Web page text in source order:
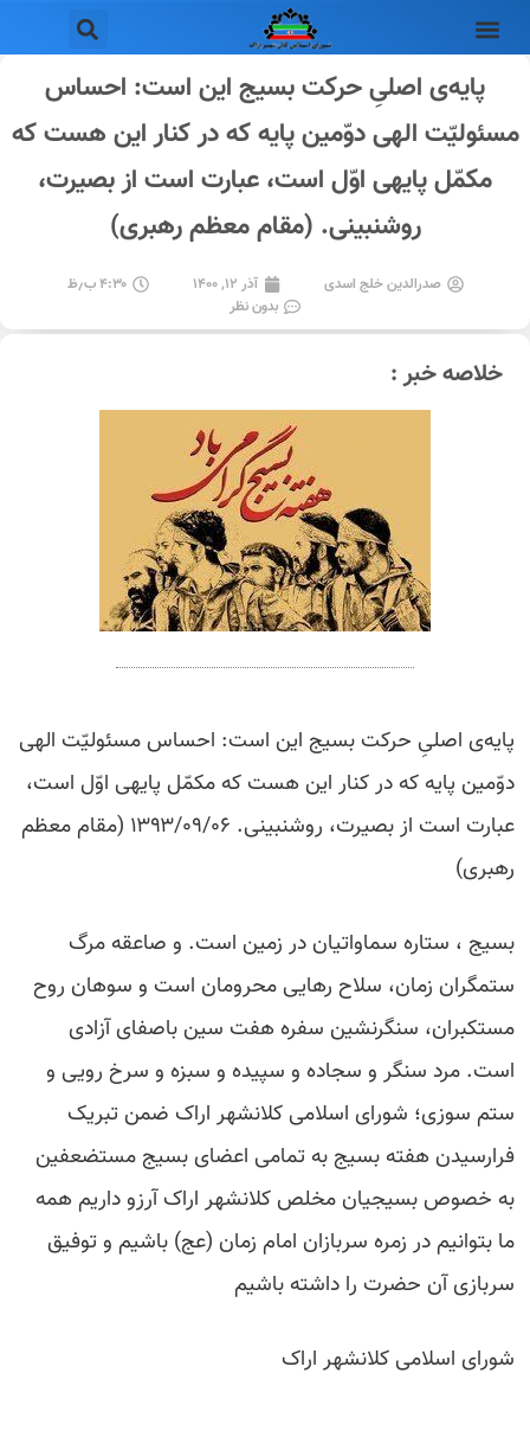
پایه‌ى اصلىِ حرکت بسیج این است: احساس
مسئولیّت الهى دوّمین پایه که در کنار این هست که
مکمّل پایهى اوّل است، عبارت است از بصیرت،
روشنبینى. (مقام معظم رهبری)
صدرالدین خلج اسدی آذر ۱۲, ۱۴۰۰
۴:۳۰ ب٫ظ
بدون نظر
خلاصه خبر :
پایه‌ى اصلىِ حرکت بسیج این است: احساس مسئولیّت الهى
دوّمین پایه که در کنار این هست که مکمّل پایهى اوّل است،
عبارت است از بصیرت، روشنبینى. ۱۳۹۳/۰۹/۰۶ (مقام معظم
رهبری)
بسیج ، ستاره سماواتیان در زمین است. و صاعقه مرگ
ستمگران زمان، سلاح رهایی محرومان است و سوهان روح
مستکبران، سنگرنشین سفره هفت سین باصفای آزادی
است. مرد سنگر و سجاده و سپیده و سبزه و سرخ رویی و
ستم سوزی؛ شورای اسلامی کلانشهر اراک ضمن تبریک
فرارسیدن هفته بسیج به تمامی اعضای بسیج مستضعفین
به خصوص بسیجیان مخلص کلانشهر اراک آرزو داریم همه
ما بتوانیم در زمره سربازان امام زمان (عج) باشیم و توفیق
سربازی آن حضرت را داشته باشیم
شورای اسلامی کلانشهر اراک